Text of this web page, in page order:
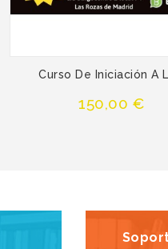
Curso De Iniciación A
Precio
150,00 €